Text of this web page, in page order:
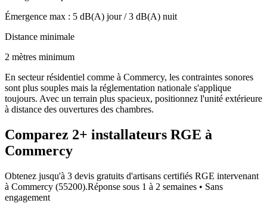
Émergence max : 5 dB(A) jour /3 dB(A) nuit
Distance minimale
2 mètres minimum
En secteur résidentiel comme à Commercy, les contraintes sonores
sont plus souples mais la réglementation nationale s'applique
toujours. Avec un terrain plus spacieux, positionnez l'unité extérieure
à distance des ouvertures des chambres.
Comparez 2+ installateurs RGE à
Commercy
Obtenez jusqu'à 3 devis gratuits d'artisans certifiés RGE intervenant
à Commercy (55200).Réponse sous 1 à 2 semaines • Sans
engagement